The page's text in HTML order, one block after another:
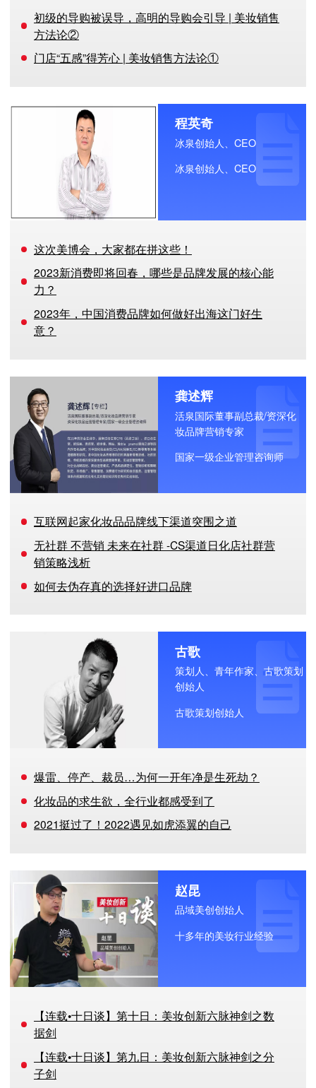
初级的导购被误导，高明的导购会引导 | 美妆销售
方法论②
门店“五感”得芳心 | 美妆销售方法论①
程英奇
冰泉创始人、CEO
冰泉创始人、CEO
这次美博会，大家都在拼这些！
2023新消费即将回春，哪些是品牌发展的核心能
力？
2023年，中国消费品牌如何做好出海这门好生
意？
龚述辉
活泉国际董事副总裁/资深化
妆品牌营销专家
国家一级企业管理咨询师
互联网起家化妆品品牌线下渠道突围之道
无社群 不营销 未来在社群 -CS渠道日化店社群营
销策略浅析
如何去伪存真的选择好进口品牌
古歌
策划人、青年作家、古歌策划
创始人
古歌策划创始人
爆雷、停产、裁员…为何一开年净是生死劫？
化妆品的求生欲，全行业都感受到了
2021挺过了！2022遇见如虎添翼的自己
赵昆
品域美创创始人
十多年的美妆行业经验
【连载•十日谈】第十日：美妆创新六脉神剑之数
据剑
【连载•十日谈】第九日：美妆创新六脉神剑之分
子剑